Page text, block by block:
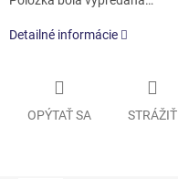
Detailné informácie
OPÝTAŤ SA STRÁŽIŤ